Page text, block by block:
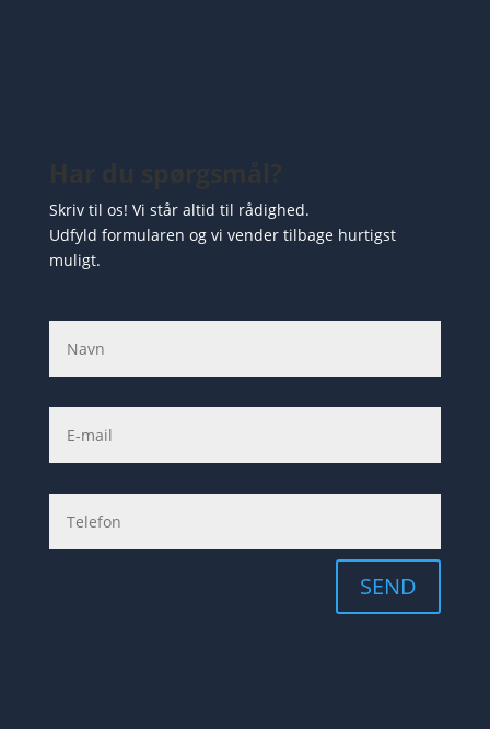
Skriv til os! Vi står altid til rådighed.
Udfyld formularen og vi vender tilbage hurtigst
muligt.
SEND